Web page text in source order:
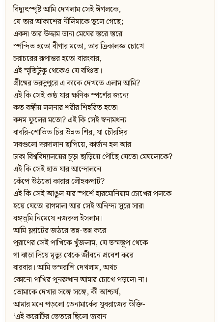
বিদ্যুৎস্পৃষ্ট আমি দেখলাম সেই ঈগলকে,
যে তার আকাশের নীলিমাকে ভুলে গেছে;
একদা তার উদ্দাম ডানা মেঘের স্তরে স্তরে
স্পন্দিত হতো বীণার মতো, তার ত্রিকালজ্ঞ চোখে
চরাচরের রূপান্তর হতো বারংবার,
এই স্মৃতিটুকু থেকেও যে বঞ্চিত।
গ্রীষ্মের ভরদুপুরে এ কাকে দেখতে এলাম আমি?
এই কি সেই ওষ্ঠ যার ক্ষণিক স্পর্শের জন্যে
কত বঙ্গীয় ললনার শরীর শিহরিত হতো
কদম ফুলের মতো? এই কি সেই স্বনামধন্য
বাবরি-শোভিত চির উন্নত শির, যা চৌরঙ্গির
সবগুলো দরদালান ছাপিয়ে, কার্জন হল আর
ঢাকা বিশ্ববিদ্যালয়ের চূড়া ছাড়িয়ে পৌঁছে যেতো মেঘলোকে?
এই কি সেই হাত যার আন্দোলনে
কেঁপে উঠতো কারার লৌহকপাট?
এই কি সেই আঙুল যার স্পর্শে হারমোনিয়াম চোখের পলকে
হয়ে যেতো রাগমালা আর সেই অনিন্দ্য সুরে সারা
বঙ্গভূমি নিমেষে নজরুল ইসলাম।
আমি ফ্ল্যাটের জঠরে তন্ন-তন্ন করে
পুরাণের সেই পাখিকে খুঁজলাম, যে ভস্মস্তূপ থেকে
গা ঝাড়া দিয়ে মৃত্যু থেকে জীবনে প্রবেশ করে
বারবার। আমি ভস্মরাশি দেখলাম, অথচ
কোনো পাখির পুনরুত্থান আমার চোখে পড়লো না।
তোমাকে দেখার সঙ্গে সঙ্গে, কী আশ্চর্য,
আমার মনে পড়লো ডেনামার্কের যুবরাজের উক্তি-
‘এই করোটির ভেতরে ছিলো জবান